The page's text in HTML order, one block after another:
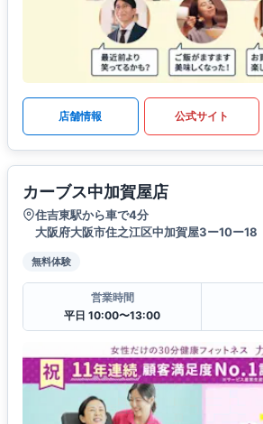
店舗情報 公式サイト
カーブス中加賀屋店
住吉東駅から車で4分
大阪府大阪市住之江区中加賀屋3ー10ー18
無料体験
営業時間
平日 10:00〜13:00